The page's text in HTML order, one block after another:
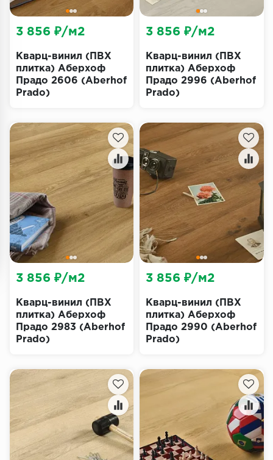
Подложка
Строительные материалы
Кварц-винил (ПВХ
плитка) Аберхоф
Прадо 2606 (Aberhof
Prado)
3 856 ₽/м2
Кварц-винил (ПВХ
плитка) Аберхоф
Прадо 2996 (Aberhof
Prado)
3 856 ₽/м2
Кварц-винил (ПВХ
плитка) Аберхоф
Прадо 2983 (Aberhof
Prado)
3 856 ₽/м2
Кварц-винил (ПВХ
плитка) Аберхоф
Прадо 2990 (Aberhof
Prado)
3 856 ₽/м2